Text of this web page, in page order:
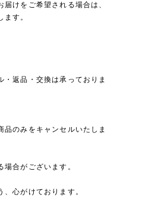
けをご希望される場合は、
す。
返品・交換は承っておりま
のみをキャンセルいたしま
合がございます。
心がけております。